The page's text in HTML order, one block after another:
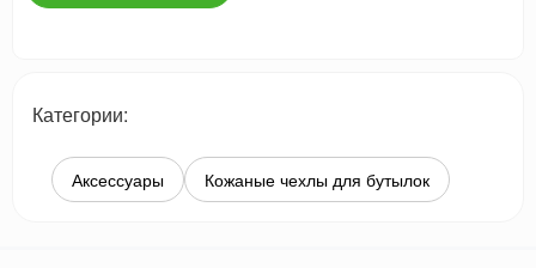
Категории:
Аксессуары Кожаные чехлы для бутылок